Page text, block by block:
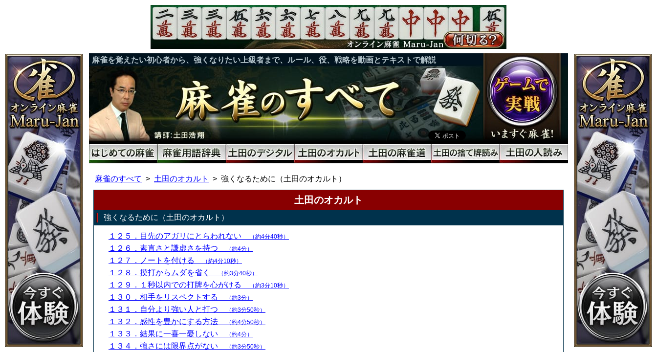
麻雀を覚えたい初心者から、強くなりたい上級者まで、ルール、役、戦略を動画とテキストで解説
麻雀のすべて 土田のオカルト 強くなるために（土田のオカルト）
土田のオカルト
強くなるために（土田のオカルト）
１２５．目先のアガリにとらわれない （約4分40秒）
１２６．素直さと謙虚さを持つ （約4分）
１２７．ノートを付ける （約4分10秒）
１２８．摸打からムダを省く （約3分40秒）
１２９．１秒以内での打牌を心がける （約3分10秒）
１３０．相手をリスペクトする （約3分）
１３１．自分より強い人と打つ （約3分50秒）
１３２．感性を豊かにする方法 （約4分50秒）
１３３．結果に一喜一憂しない （約4分）
１３４．強さには限界点がない （約3分50秒）